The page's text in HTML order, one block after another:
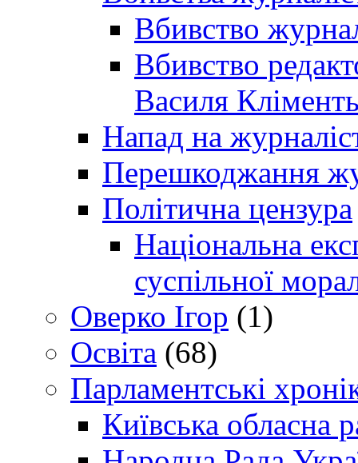
Вбивство
Вбивство
Василя
Напад на
Перешкоджання
Політична цензура
Національна
суспільної
Оверко Ігор (1)
Освіта (68)
Парламентські
Київська обласна